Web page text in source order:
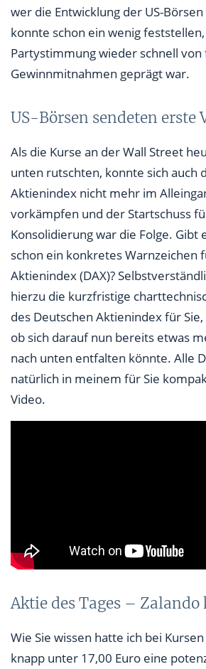
wer die Entwicklung der US-
konnte schon ein wenig
Partystimmung wieder schnell von
Gewinnmitnahmen geprägt war.
US-Börsen sendeten erste
Als die Kurse an der Wall Street
unten rutschten, konnte sich auch
Aktienindex nicht mehr im
vorkämpfen und der Startschuss
Konsolidierung war die Folge. Gibt
schon ein konkretes Warnzeichen
Aktienindex (DAX)?
hierzu die kurzfristige
des Deutschen Aktienindex für
ob sich darauf nun bereits etwas
nach unten entfalten könnte. Alle
natürlich in meinem für Sie
Video.
Aktie des Tages – Zalando
Wie Sie wissen hatte ich bei
knapp unter 17,00 Euro eine